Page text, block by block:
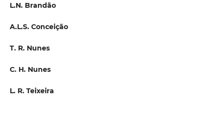
L.N. Brandão
A.L.S. Conceição
T. R. Nunes
C. H. Nunes
L. R. Teixeira